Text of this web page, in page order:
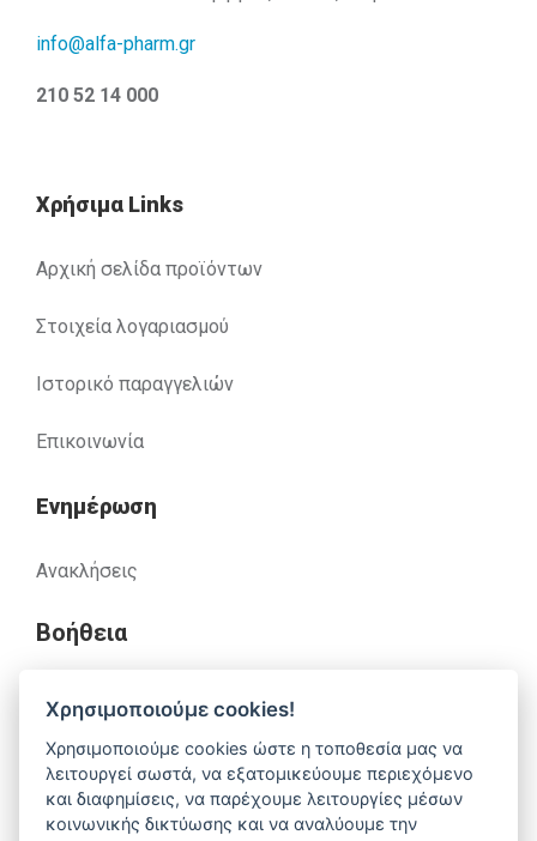
info@alfa-pharm.gr
210 52 14 000
Χρήσιμα Links
Αρχική σελίδα προϊόντων
Στοιχεία λογαριασμού
Ιστορικό παραγγελιών
Επικοινωνία
Ενημέρωση
Ανακλήσεις
Βοήθεια
Έχετε απορίες. Χρειάζεστε βοήθεια;
210 52 14 037 support@alfa-pharm.gr
Χρησιμοποιούμε cookies!
Χρησιμοποιούμε cookies ώστε η τοποθεσία μας να
λειτουργεί σωστά, να εξατομικεύουμε περιεχόμενο
και διαφημίσεις, να παρέχουμε λειτουργίες μέσων
κοινωνικής δικτύωσης και να αναλύουμε την